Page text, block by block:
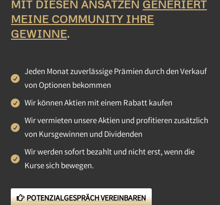
MIT DIESEN ANSÄTZEN GENERIERT
MEINE COMMUNITY IHRE
GEWINNE.
Jeden Monat zuverlässige Prämien durch den Verkauf
von Optionen bekommen
Wir können Aktien mit einem Rabatt kaufen
Wir vermieten unsere Aktien und profitieren zusätzlich
von Kursgewinnen und Dividenden
Wir werden sofort bezahlt und nicht erst, wenn die
Kurse sich bewegen.
POTENZIALGESPRÄCH VEREINBAREN